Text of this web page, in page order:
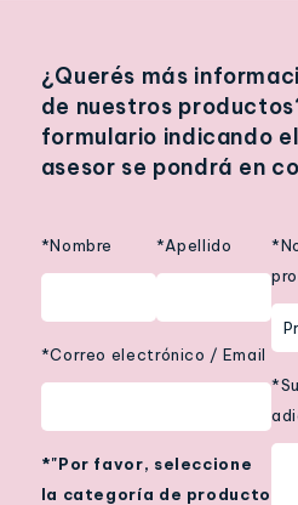
¿Querés más
de nuestros
formulario indicando
asesor se pondrá en
*Nombre *Apellido
*Correo electrónico / Email
*"Por favor, seleccione
la categoría de producto